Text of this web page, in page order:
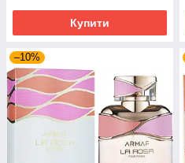
Купити
–10%